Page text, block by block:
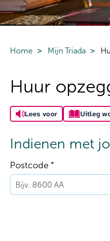
Home Mijn Triada
Huur
Lees voor Uitleg
Indienen met
Postcode *